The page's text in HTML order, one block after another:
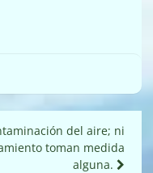
del aire; ni
toman medida
alguna.